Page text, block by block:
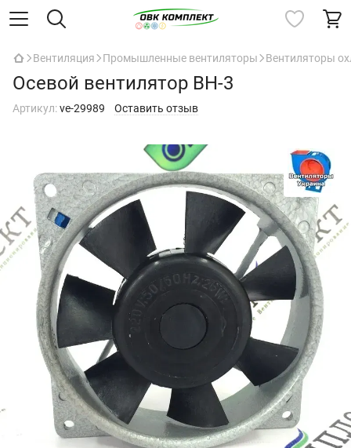
Вентиляция Промышленные вентиляторы Вентиляторы
Осевой вентилятор ВН-3
Артикул:ve-29989 Оставить отзыв